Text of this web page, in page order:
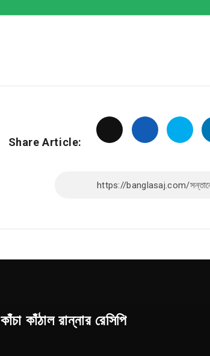
Share Article:
কাঁচা কাঁঠাল রান্নার রেসিপি